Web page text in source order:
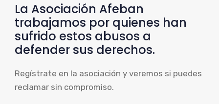
La Asociación Afeban
trabajamos por quienes han
sufrido estos abusos a
defender sus derechos.
Regístrate en la asociación y veremos si puedes
reclamar sin compromiso.